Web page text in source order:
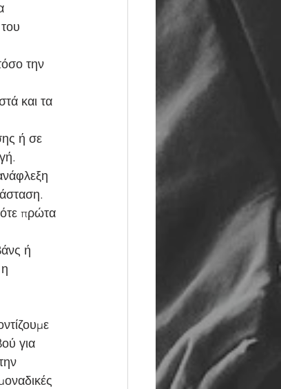
την
και τα
ή σε
πρώτα
ή
για